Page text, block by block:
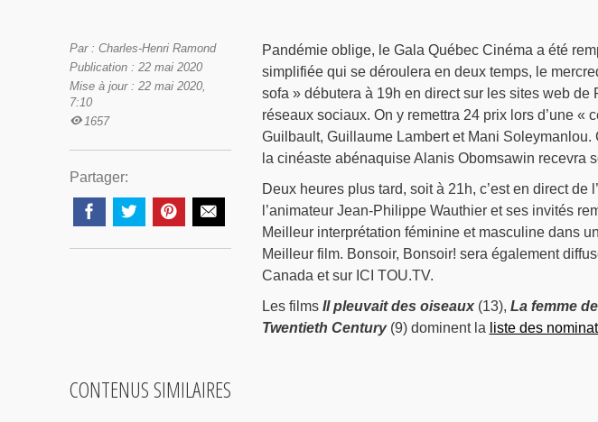
Pandémie oblige, le Gala Québec Cinéma a été
simplifiée qui se déroulera en deux temps, le
sofa » débutera à 19h en direct sur les sites web de
réseaux sociaux. On y remettra 24 prix lors d’une «
Guilbault, Guillaume Lambert et Mani Soleymanlou.
la cinéaste abénaquise Alanis Obomsawin recevra
Deux heures plus tard, soit à 21h, c’est en direct de
l’animateur Jean-Philippe Wauthier et ses invités
Meilleur interprétation féminine et masculine dans
Meilleur film. Bonsoir, Bonsoir! sera également
Canada et sur ICI TOU.TV.
Les films Il pleuvait des oiseaux(13), La femme
Twentieth Century(9) dominent la liste des
Par : Charles-Henri Ramond
Publication : 22 mai 2020
Mise à jour : 22 mai 2020,
7:10
1657
Partager:
CONTENUS SIMILAIRES